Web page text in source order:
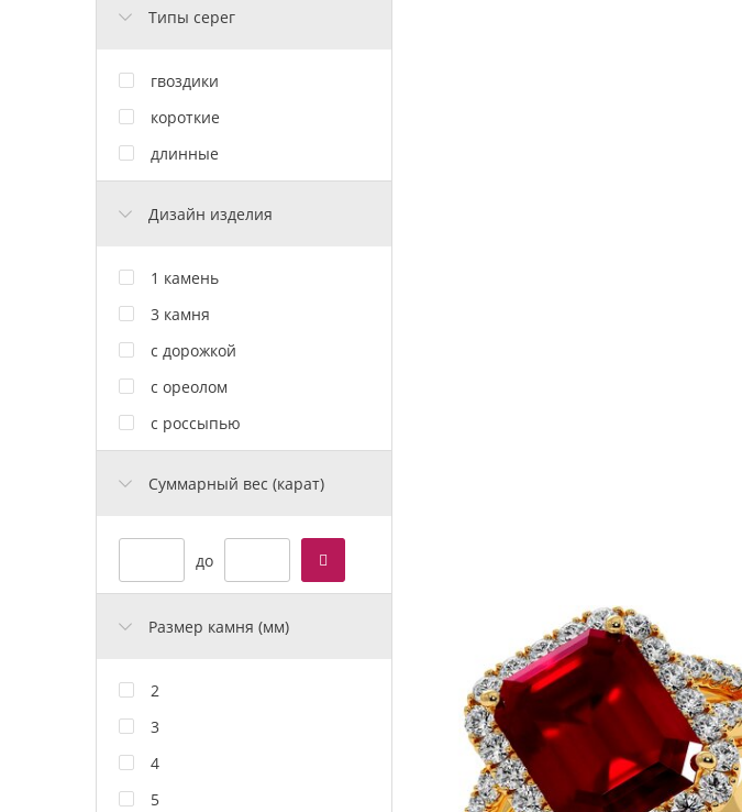
Типы серег
гвоздики
короткие
длинные
Дизайн изделия
1 камень
3 камня
с дорожкой
с ореолом
с россыпью
Cуммарный вес (карат)
до
Размер камня (мм)
2
3
4
5